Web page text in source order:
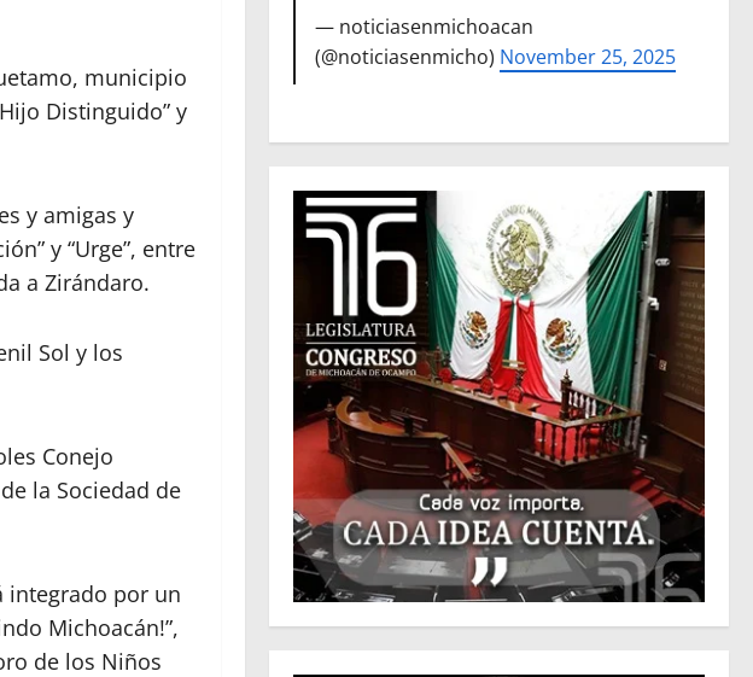
municipio
Distinguido” y
y amigas y
y “Urge”, entre
a Zirándaro.
Sol y los
Conejo
la Sociedad de
integrado por un
Michoacán!”,
de los Niños
— noticiasenmichoacan
(@noticiasenmicho) November 25, 2025